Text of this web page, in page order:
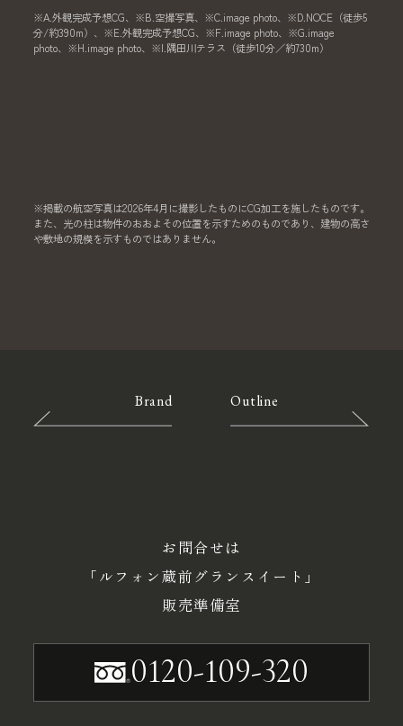
※A.外観完成予想CG、※B.空撮写真、※C.image photo、※D.NOCE（徒歩5
分/約390m）、※E.外観完成予想CG、※F.image photo、※G.image
photo、※H.image photo、※I.隅田川テラス（徒歩10分／約730m）
※掲載の航空写真は2026年4月に撮影したものにCG加工を施したものです。
また、光の柱は物件のおおよその位置を示すためのものであり、建物の高さ
や敷地の規模を示すものではありません。
Brand Outline
お問合せは
「ルフォン蔵前グランスイート」
販売準備室
0120-109-320